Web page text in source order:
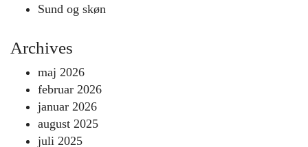
Sund og skøn
Archives
maj 2026
februar 2026
januar 2026
august 2025
juli 2025